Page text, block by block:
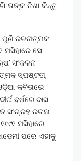
ତାଙ୍କ ନିଶା କିନ୍ତୁ
ପୁଣି ରଚନାତ୍ମକ
ସେ
ସଂକଳନ
ସ୍ପଷ୍ଟତା,
କବିତାରେ
ବର୍ଷରେ ଦାସ
ସଂଗ୍ରହ ରଚନା
ମସିହାରେ
ପରେ ଏହାକୁ